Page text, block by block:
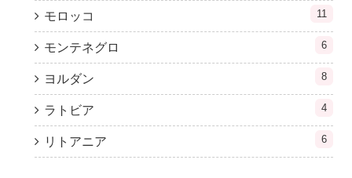
モロッコ 11
モンテネグロ 6
ヨルダン 8
ラトビア 4
リトアニア 6